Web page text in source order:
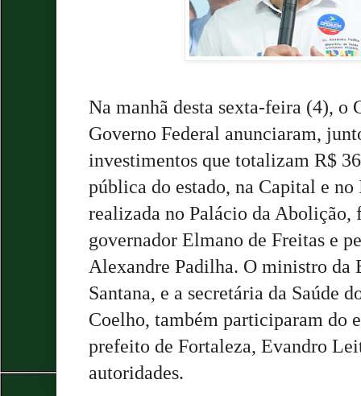
Na manhã desta sexta-feira (4), o
Governo Federal anunciaram,
investimentos que totalizam R$
pública do estado, na Capital e
realizada no Palácio da Abolição,
governador Elmano de Freitas e
Alexandre Padilha. O ministro da
Santana, e a secretária da Saúde
Coelho, também participaram do
prefeito de Fortaleza, Evandro
autoridades.